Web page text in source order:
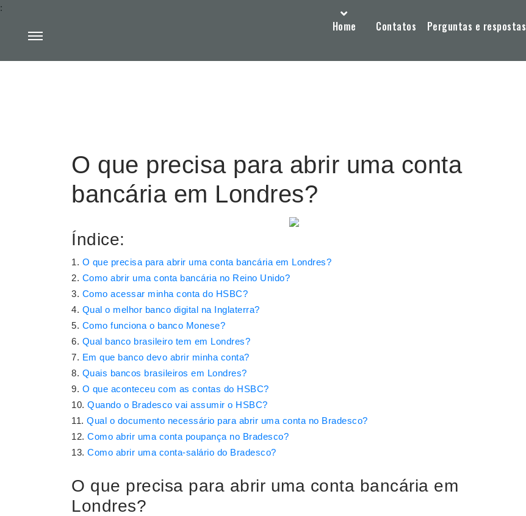
Home Contatos Perguntas e respostas
:
O que precisa para abrir uma conta
bancária em Londres?
Índice:
O que precisa para abrir uma conta bancária em Londres?
Como abrir uma conta bancária no Reino Unido?
Como acessar minha conta do HSBC?
Qual o melhor banco digital na Inglaterra?
Como funciona o banco Monese?
Qual banco brasileiro tem em Londres?
Em que banco devo abrir minha conta?
Quais bancos brasileiros em Londres?
O que aconteceu com as contas do HSBC?
Quando o Bradesco vai assumir o HSBC?
Qual o documento necessário para abrir uma conta no Bradesco?
Como abrir uma conta poupança no Bradesco?
Como abrir uma conta-salário do Bradesco?
O que precisa para abrir uma conta bancária em
Londres?